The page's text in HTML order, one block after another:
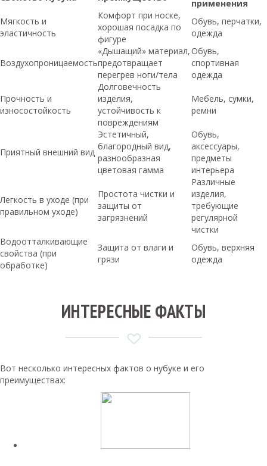
применения
Мягкость и
эластичность
Комфорт при носке,
хорошая посадка по
фигуре
Обувь, перчатки,
одежда
Воздухопроницаемость
«Дышащий» материал,
предотвращает
перегрев ноги/тела
Обувь,
спортивная
одежда
Прочность и
износостойкость
Долговечность
изделия,
устойчивость к
повреждениям
Мебель, сумки,
ремни
Приятный внешний вид
Эстетичный,
благородный вид,
разнообразная
цветовая гамма
Обувь,
аксессуары,
предметы
интерьера
Легкость в уходе (при
правильном уходе)
Простота чистки и
защиты от
загрязнений
Различные
изделия,
требующие
регулярной
чистки
Водоотталкивающие
свойства (при
обработке)
Защита от влаги и
грязи
Обувь, верхняя
одежда
ИНТЕРЕСНЫЕ ФАКТЫ
Вот несколько интересных фактов о нубуке и его
преимуществах: